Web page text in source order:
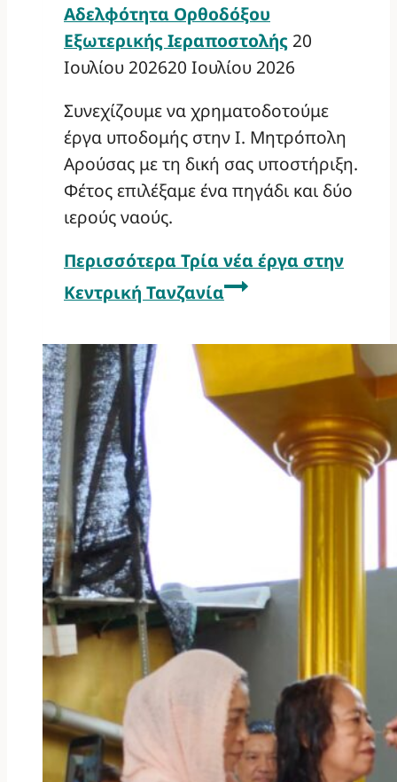
Αδελφότητα Ορθοδόξου
Εξωτερικής Ιεραποστολής 20
Ιουλίου 202620 Ιουλίου 2026
Συνεχίζουμε να χρηματοδοτούμε
έργα υποδομής στην Ι. Μητρόπολη
Αρούσας με τη δική σας υποστήριξη.
Φέτος επιλέξαμε ένα πηγάδι και δύο
ιερούς ναούς.
Περισσότερα Τρία νέα έργα στην
Κεντρική Τανζανία